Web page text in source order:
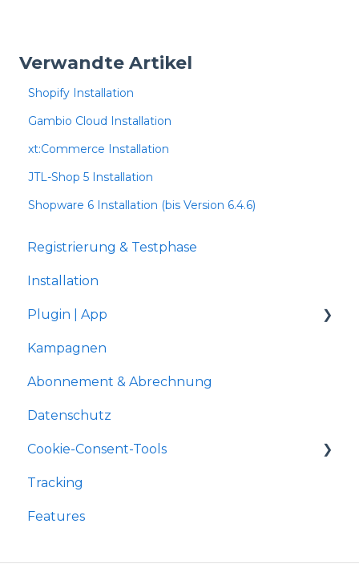
Verwandte Artikel
Shopify Installation
Gambio Cloud Installation
xt:Commerce Installation
JTL-Shop 5 Installation
Shopware 6 Installation (bis Version 6.4.6)
Registrierung & Testphase
Installation
Plugin | App
Shopware 5
Gambio Shop
JTL-Shop 4
Shopify
xt:Commerce
Kampagnen
Abonnement & Abrechnung
Datenschutz
Cookie-Consent-Tools
Shopware 5
OXID
Tracking
Features